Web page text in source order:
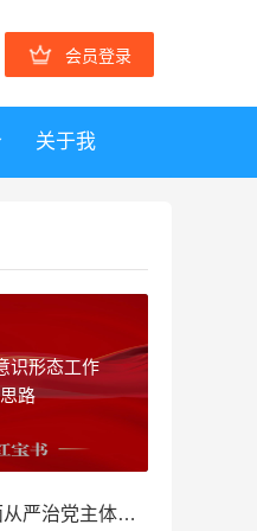
会员登录
关于我
识形态工作
路
体责任工作报告